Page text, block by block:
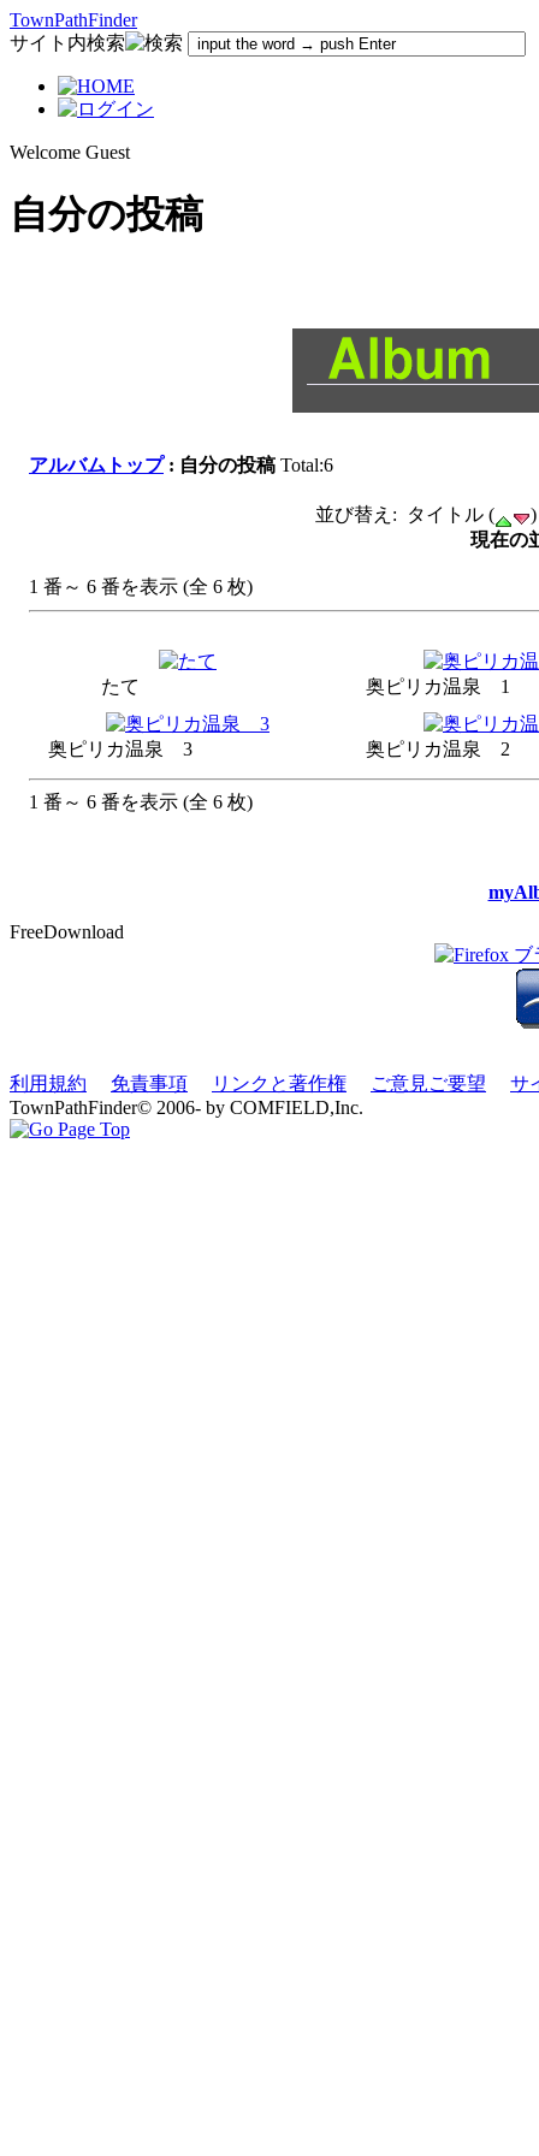
TownPathFinder
サイト内検索
Welcome Guest
自分の投稿
アルバムトップ: 自分の投稿 Total:6
並び替え: タイトル (
現在の
1 番～ 6 番を表示 (全 6 枚)
たて 奥ピリカ
奥ピリカ温泉 3 奥ピリカ
1 番～ 6 番を表示 (全 6 枚)
FreeDownload
利用規約 免責事項 リンクと著作権 ご意見ご要望
サ
TownPathFinder© 2006- by COMFIELD,Inc.